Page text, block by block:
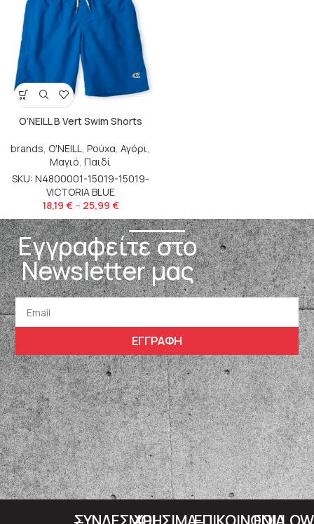
O’NEILL B Vert Swim Shorts
brands, O'NEILL, Ρούχα, Αγόρι,
Μαγιό, Παιδί
SKU: N4800001-15019-15019-
VICTORIA BLUE
18,19 € – 25,99 €
Εγγραφείτε στο
Newsletter μας
ΕΓΓΡΑΦΗ